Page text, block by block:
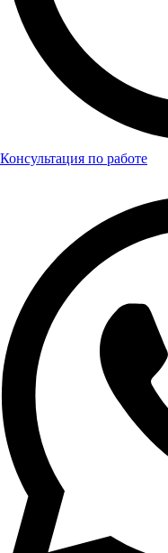
Консультация по работе